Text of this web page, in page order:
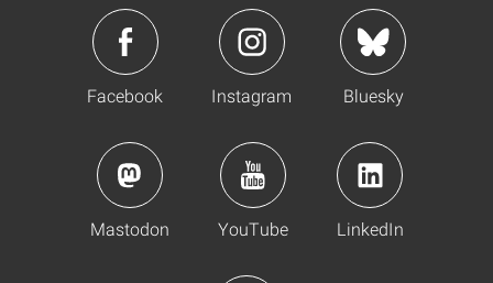
Facebook Instagram Bluesky
Mastodon YouTube LinkedIn